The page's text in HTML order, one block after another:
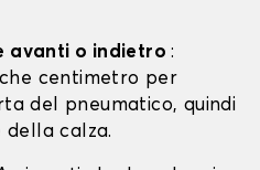
avanti o indietro:
centimetro per
del pneumatico, quindi
calza.